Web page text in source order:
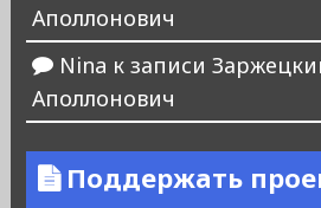
Аполлонович
Nina к записи
Аполлонович
Поддержать